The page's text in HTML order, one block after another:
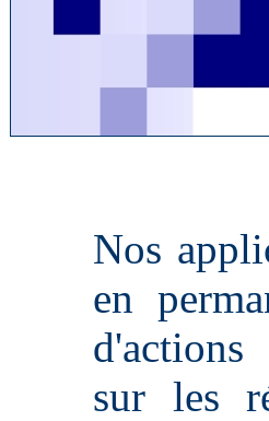
Nos
en
d'actions
sur les